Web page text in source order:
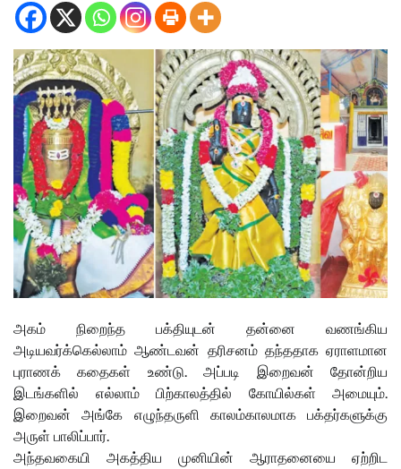
அகம் நிறைந்த பக்தியுடன் தன்னை வணங்கிய
அடியவர்க்கெல்லாம் ஆண்டவன் தரிசனம் தந்ததாக ஏராளமான
புராணக் கதைகள் உண்டு. அப்படி இறைவன் தோன்றிய
இடங்களில் எல்லாம் பிற்காலத்தில் கோயில்கள் அமையும்.
இறைவன் அங்கே எழுந்தருளி காலம்காலமாக பக்தர்களுக்கு
அருள் பாலிப்பார்.
அந்தவகையி அகத்திய முனியின் ஆராதனையை ஏற்றிட